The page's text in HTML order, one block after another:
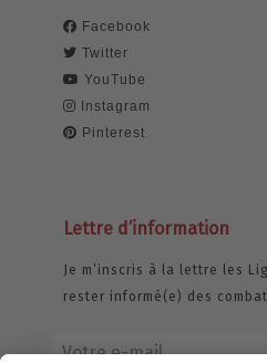
Facebook
Twitter
YouTube
Instagram
Pinterest
Lettre d’information
Je m’inscris à la lettre les
rester informé(e) des